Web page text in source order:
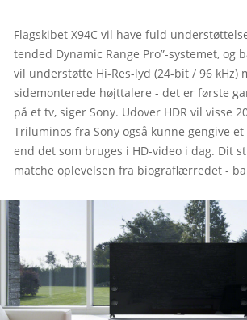
Flagskibet X94C vil have fuld
tended Dynamic Range Pro”-systemet, og
vil understøtte Hi-Res-lyd (24-bit / 96 kHz)
sidemonterede højttalere - det er første
på et tv, siger Sony. Udover HDR vil visse
Triluminos fra Sony også kunne gengive
end det som bruges i HD-video i dag. Dit
matche oplevelsen fra biograflærredet -